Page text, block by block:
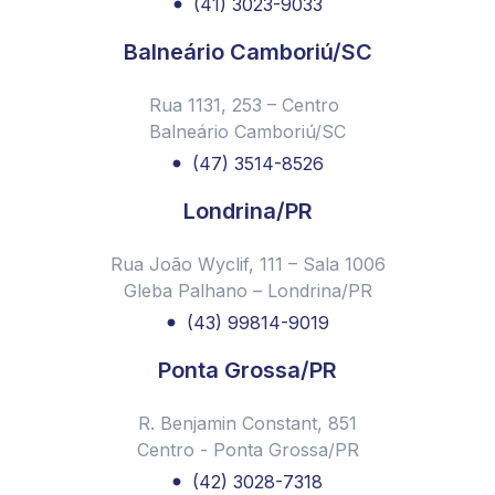
projeto começou aqui na CMPremium
Você sabe o que significa Janeiro Branco?
10 Dicas para Aumentar a Segurança em Apartamento e
Férias em condomínio: 3 dicas para garantir segurança e
Dia do síndico: 4 dicas imperdíveis para síndicos de
CMPremium promove Palestra sobre Violência
Prefeitura de Curitiba
Diretor da CMPremium faz palestra em evento
Balneário Camboriú/SC
Rua 1131, 253 – Centro
Balneário Camboriú/SC
(47) 3514-8526
Londrina/PR
Rua João Wyclif, 111 – Sala 1006
Gleba Palhano – Londrina/PR
(43) 99814-9019
Ponta Grossa/PR
R. Benjamin Constant, 851
Centro - Ponta Grossa/PR
(42) 3028-7318